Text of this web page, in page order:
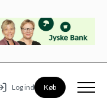
Log ind Køb